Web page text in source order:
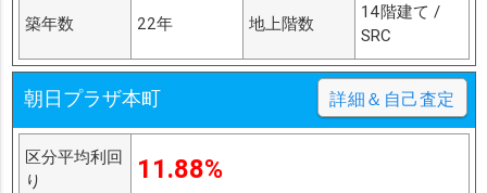
築年数 22年 地上階数
14階建て /
SRC
朝日プラザ本町 詳細＆自己査定
区分平均利回
り
11.88%